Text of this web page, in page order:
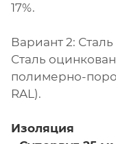
17%.
Вариант 2:
Сталь
полимерно-
RAL).
Изоляция